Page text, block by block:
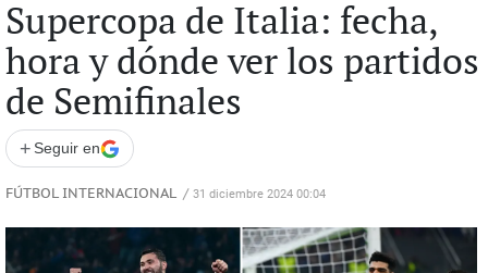
Supercopa de Italia: fecha,
hora y dónde ver los partidos
de Semifinales
+ Seguir en
FÚTBOL INTERNACIONAL / 31 diciembre 2024 00:04